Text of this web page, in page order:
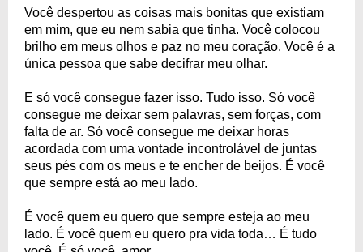
Você despertou as coisas mais bonitas que existiam
em mim, que eu nem sabia que tinha. Você colocou
brilho em meus olhos e paz no meu coração. Você é a
única pessoa que sabe decifrar meu olhar.
E só você consegue fazer isso. Tudo isso. Só você
consegue me deixar sem palavras, sem forças, com
falta de ar. Só você consegue me deixar horas
acordada com uma vontade incontrolável de juntas
seus pés com os meus e te encher de beijos. É você
que sempre está ao meu lado.
É você quem eu quero que sempre esteja ao meu
lado. É você quem eu quero pra vida toda… É tudo